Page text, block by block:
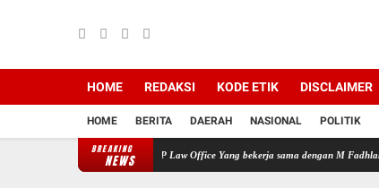
HOME REDAKSI KODE ETIK DISCLAIMER
HOME BERITA DAERAH NASIONAL POLITIK
BREAKING
NEWS
Gratis yang Digelar HNP Law Office Yang bekerja sama dengan M Fadhlan Medika